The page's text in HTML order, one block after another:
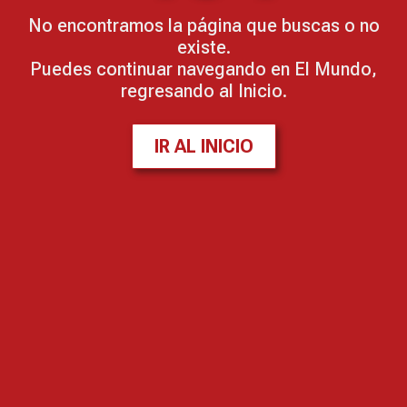
No encontramos la página que buscas o no
existe.
Puedes continuar navegando en El Mundo,
regresando al Inicio.
IR AL INICIO